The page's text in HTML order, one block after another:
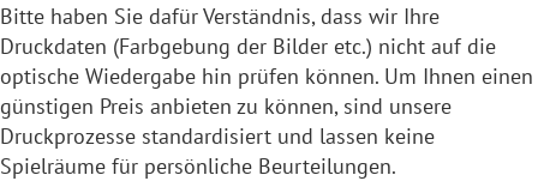
Bitte haben Sie dafür Verständnis, dass wir Ihre
Druckdaten (Farbgebung der Bilder etc.) nicht auf die
optische Wiedergabe hin prüfen können. Um Ihnen einen
günstigen Preis anbieten zu können, sind unsere
Druckprozesse standardisiert und lassen keine
Spielräume für persönliche Beurteilungen.